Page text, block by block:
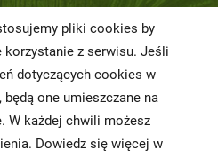
o
strategii
pliki cookies by
korzystanie z serwisu. Jeśli
dotyczących cookies w
one umieszczane na
W każdej chwili możesz
Dowiedz się więcej w